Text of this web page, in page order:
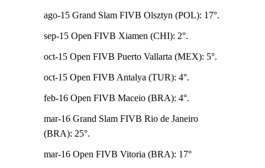
ago-15 Grand Slam FIVB Olsztyn (POL): 17°.
sep-15 Open FIVB Xiamen (CHI): 2°.
oct-15 Open FIVB Puerto Vallarta (MEX): 5°.
oct-15 Open FIVB Antalya (TUR): 4°.
feb-16 Open FIVB Maceio (BRA): 4°.
mar-16 Grand Slam FIVB Rio de Janeiro
(BRA): 25°.
mar-16 Open FIVB Vitoria (BRA): 17°